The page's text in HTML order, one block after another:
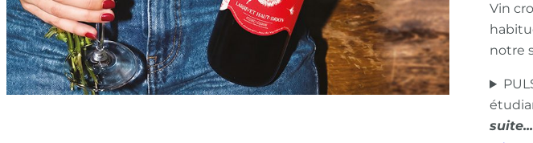
Vin
notre